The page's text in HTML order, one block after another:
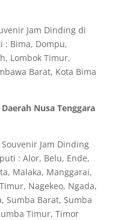
Jam Dinding di
: Bima, Dompu,
Lombok Timur,
Barat, Kota Bima
Nusa Tenggara
Jam Dinding
: Alor, Belu, Ende,
Malaka, Manggarai,
Nagekeo, Ngada,
Sumba Barat, Sumba
Timur, Timor